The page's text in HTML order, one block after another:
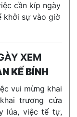
cần kíp ngày
khởi sự vào giờ
XEM
KẾ BÍNH
vui mừng khai
trương cửa
lúa, việc tế tự,